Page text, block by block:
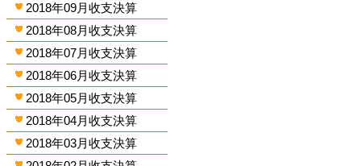
2018年09月收支決算
2018年08月收支決算
2018年07月收支決算
2018年06月收支決算
2018年05月收支決算
2018年04月收支決算
2018年03月收支決算